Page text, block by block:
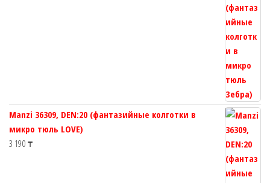
Manzi 36309, DEN:20 (фантазийные колготки в
микро тюль LOVE)
3 190 ₸